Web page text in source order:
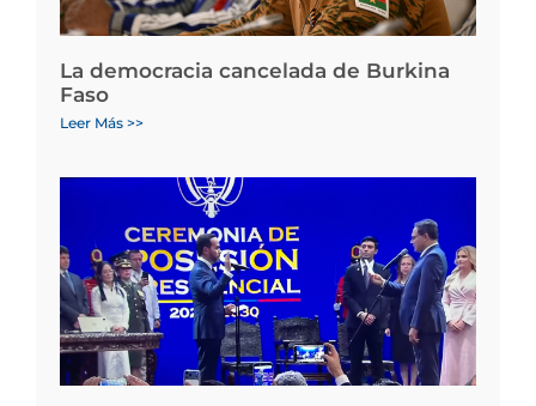
La democracia cancelada de Burkina
Faso
Leer Más >>